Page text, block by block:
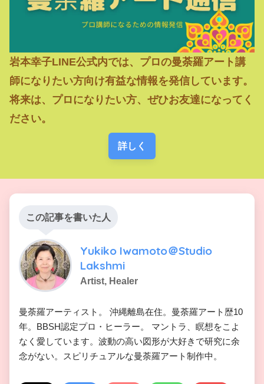
岩本幸子LINE公式内では、プロの曼荼羅アート講
師になりたい方向け有益な情報を発信しています。
将来は、プロになりたい方、ぜひお友達になってく
ださい。
詳しく
この記事を書いた人
Yukiko Iwamoto＠Studio
Lakshmi
Artist, Healer
曼荼羅アーティスト。 沖縄離島在住。曼荼羅アート歴10
年。BBSH認定プロ・ヒーラー。 マントラ、瞑想をこよ
なく愛しています。波動の高い図形が大好きで研究に余
念がない。スピリチュアルな曼荼羅アート制作中。